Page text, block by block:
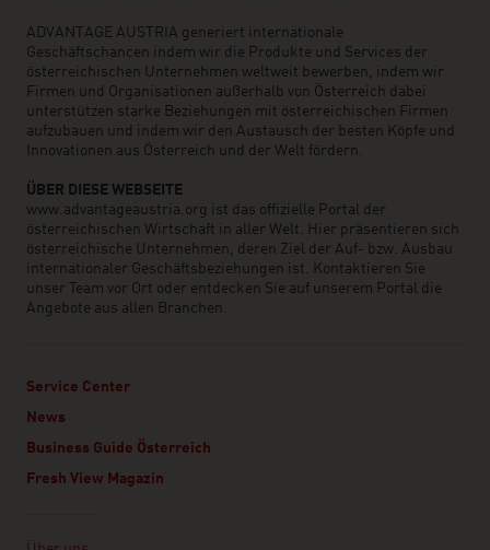
ADVANTAGE AUSTRIA generiert internationale
Geschäftschancen indem wir die Produkte und Services der
österreichischen Unternehmen weltweit bewerben, indem wir
Firmen und Organisationen außerhalb von Österreich dabei
unterstützen starke Beziehungen mit österreichischen Firmen
aufzubauen und indem wir den Austausch der besten Köpfe und
Innovationen aus Österreich und der Welt fördern.
ÜBER DIESE WEBSEITE
www.advantageaustria.org ist das offizielle Portal der
österreichischen Wirtschaft in aller Welt. Hier präsentieren sich
österreichische Unternehmen, deren Ziel der Auf- bzw. Ausbau
internationaler Geschäftsbeziehungen ist. Kontaktieren Sie
unser Team vor Ort oder entdecken Sie auf unserem Portal die
Angebote aus allen Branchen.
Service Center
News
Business Guide Österreich
Fresh View Magazin